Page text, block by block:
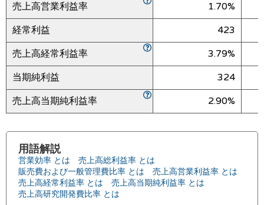
売上高営業利益率
1.70%
経常利益
423
売上高経常利益率
3.79%
当期純利益
324
売上高当期純利益率
2.90%
用語解説
営業効率 とは
売上高総利益率 とは
販売費および一般管理費比率 とは
売上高営業利益率 とは
売上高経常利益率 とは
売上高当期純利益率 とは
売上高研究開発費比率 とは